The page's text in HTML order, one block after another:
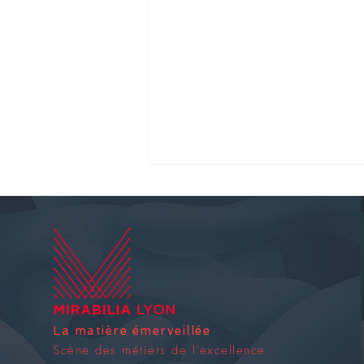
La matière émerveillée
Scène des métiers de l’excellence